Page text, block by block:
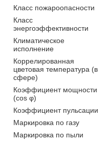
Класс пожароопасности
Класс
энергоэффективности
Климатическое
исполнение
Коррелированная
цветовая температура (в
сфере)
Коэффициент мощности
(cos φ)
Коэффициент пульсации
Маркировка по газу
Маркировка по пыли